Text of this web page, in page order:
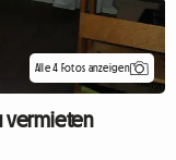
Alle 4 Fotos anzeigen
vermieten